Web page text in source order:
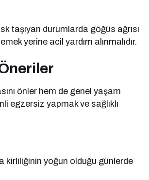
taşıyan durumlarda göğüs ağrısı
yerine acil yardım alınmalıdır.
önler hem de genel yaşam
egzersiz yapmak ve sağlıklı
kirliliğinin yoğun olduğu günlerde